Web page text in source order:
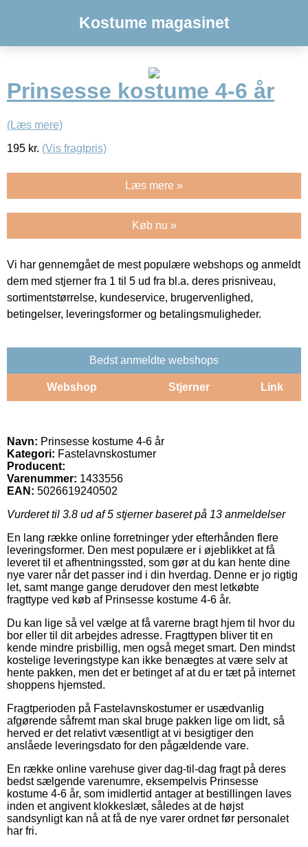
Kostume magasinet
Prinsesse kostume 4-6 år
(Læs mere)
195 kr. (Vis fragtpris)
Læs mere »
Køb nu »
Vi har gennemgået de mest populære webshops og anmeldt
dem med stjerner fra 1 til 5 ud fra bl.a. deres prisniveau,
sortimentstørrelse, kundeservice, brugervenlighed,
betingelser, leveringsformer og betalingsmuligheder.
Bedst anmeldte webshops
Webshop Stjerner Link
Navn: Prinsesse kostume 4-6 år
Kategori: Fastelavnskostumer
Producent:
Varenummer: 1433556
EAN: 5026619240502
Vurderet til 3.8 ud af 5 stjerner baseret på 13 anmeldelser
En lang række online forretninger yder efterhånden flere
leveringsformer. Den mest populære er i øjeblikket at få
leveret til et afhentningssted, som gør at du kan hente dine
nye varer når det passer ind i din hverdag. Denne er jo rigtig
let, samt mange gange derudover den mest letkøbte
fragttype ved køb af Prinsesse kostume 4-6 år.
Du kan lige så vel vælge at få varerne bragt hjem til hvor du
bor eller til dit arbejdes adresse. Fragttypen bliver tit en
kende mindre prisbillig, men også meget smart. Den mindst
kostelige leveringstype kan ikke benægtes at være selv at
hente pakken, men det er betinget af at du er tæt på internet
shoppens hjemsted.
Fragtperioden på Fastelavnskostumer er usædvanlig
afgørende såfremt man skal bruge pakken lige om lidt, så
herved er det relativt væsentligt at vi besigtiger den
anslåede leveringsdato for den pågældende vare.
En række online varehuse giver dag-til-dag fragt på deres
bedst sælgende varenumre, eksempelvis Prinsesse
kostume 4-6 år, som imidlertid antager at bestillingen laves
inden et angivent klokkeslæt, således at de højst
sandsynligt kan nå at få de nye varer ordnet før personalet
har fri.